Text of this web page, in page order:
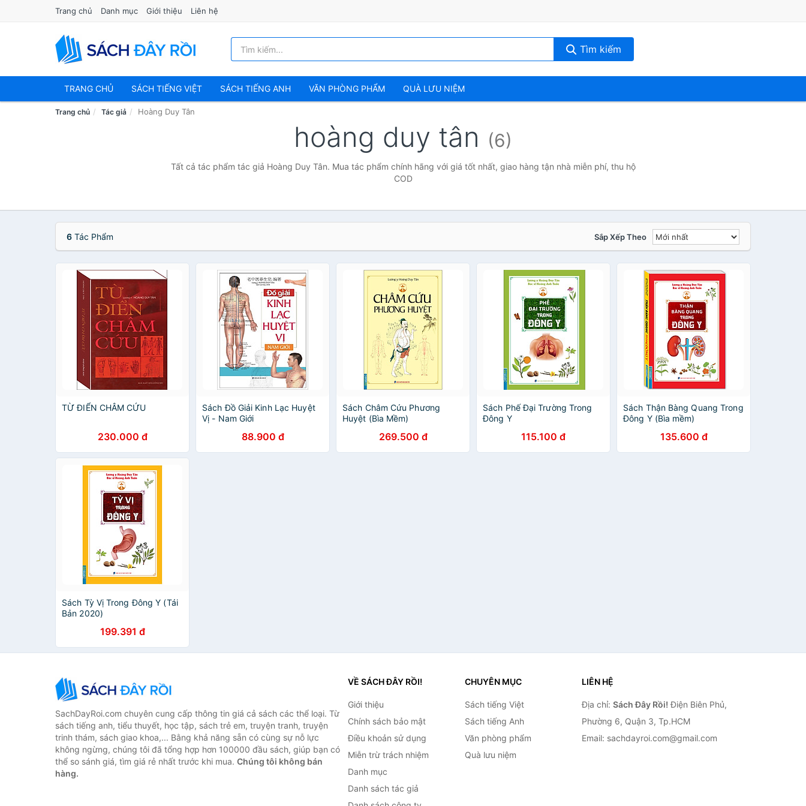
Trang chủ Danh mục Giới thiệu Liên hệ
Tìm kiếm
TRANG CHỦ SÁCH TIẾNG VIỆT SÁCH TIẾNG ANH VĂN PHÒNG PHẨM QUÀ LƯU NIỆM
Trang chủ Tác giả Hoàng Duy Tân
hoàng duy tân (6)
Tất cả tác phẩm tác giả Hoàng Duy Tân. Mua tác phẩm chính hãng với giá tốt nhất, giao hàng tận nhà miễn phí, thu hộ
COD
6 Tác Phẩm Sắp Xếp Theo
TỪ ĐIỂN CHÂM CỨU
230.000 đ
Sách Đồ Giải Kinh Lạc Huyệt
Vị - Nam Giới
88.900 đ
Sách Châm Cứu Phương
Huyệt (Bìa Mềm)
269.500 đ
Sách Phế Đại Trường Trong
Đông Y
115.100 đ
Sách Thận Bàng Quang Trong
Đông Y (Bìa mềm)
135.600 đ
Sách Tỳ Vị Trong Đông Y (Tái
Bản 2020)
199.391 đ
SachDayRoi.com chuyên cung cấp thông tin giá cả sách các thể loại. Từ
sách tiếng anh, tiểu thuyết, học tập, sách trẻ em, truyện tranh, truyện
trinh thám, sách giao khoa,... Bằng khả năng sẵn có cùng sự nỗ lực
không ngừng, chúng tôi đã tổng hợp hơn 100000 đầu sách, giúp bạn có
thể so sánh giá, tìm giá rẻ nhất trước khi mua. Chúng tôi không bán
hàng.
VỀ SÁCH ĐÂY RỒI!
Giới thiệu
Chính sách bảo mật
Điều khoản sử dụng
Miễn trừ trách nhiệm
Danh mục
Danh sách tác giả
CHUYÊN MỤC
Sách tiếng Việt
Sách tiếng Anh
Văn phòng phẩm
Quà lưu niệm
LIÊN HỆ
Địa chỉ: Sách Đây Rồi! Điện Biên Phủ,
Phường 6, Quận 3, Tp.HCM
Email: sachdayroi.com@gmail.com